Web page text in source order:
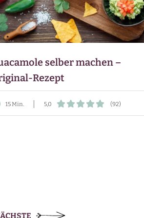
selber machen –
Rezept
15 Min. 5,0 (92)